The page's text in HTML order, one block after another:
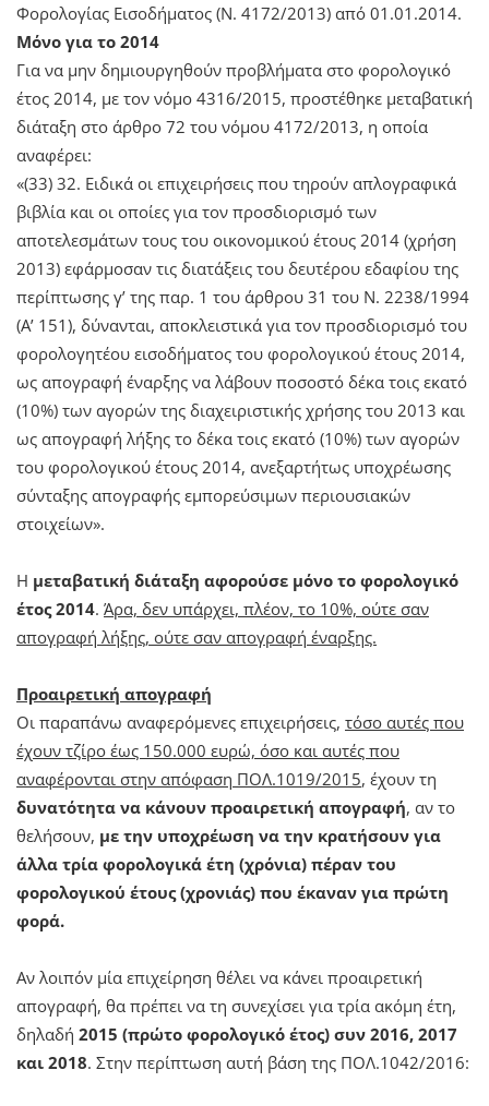
Φορολογίας Εισοδήματος (Ν. 4172/2013) από 01.01.2014.
Μόνο για το 2014
Για να μην δημιουργηθούν προβλήματα στο φορολογικό
έτος 2014, με τον νόμο 4316/2015, προστέθηκε μεταβατική
διάταξη στο άρθρο 72 του νόμου 4172/2013, η οποία
αναφέρει:
«(33) 32. Ειδικά οι επιχειρήσεις που τηρούν απλογραφικά
βιβλία και οι οποίες για τον προσδιορισμό των
αποτελεσμάτων τους του οικονομικού έτους 2014 (χρήση
2013) εφάρμοσαν τις διατάξεις του δευτέρου εδαφίου της
περίπτωσης γ’ της παρ. 1 του άρθρου 31 του Ν. 2238/1994
(Α’ 151), δύνανται, αποκλειστικά για τον προσδιορισμό του
φορολογητέου εισοδήματος του φορολογικού έτους 2014,
ως απογραφή έναρξης να λάβουν ποσοστό δέκα τοις εκατό
(10%) των αγορών της διαχειριστικής χρήσης του 2013 και
ως απογραφή λήξης το δέκα τοις εκατό (10%) των αγορών
του φορολογικού έτους 2014, ανεξαρτήτως υποχρέωσης
σύνταξης απογραφής εμπορεύσιμων περιουσιακών
στοιχείων».
Η μεταβατική διάταξη αφορούσε μόνο το φορολογικό
έτος 2014. Άρα, δεν υπάρχει, πλέον, το 10%, ούτε σαν
απογραφή λήξης, ούτε σαν απογραφή έναρξης.
Προαιρετική απογραφή
Οι παραπάνω αναφερόμενες επιχειρήσεις, τόσο αυτές που
έχουν τζίρο έως 150.000 ευρώ, όσο και αυτές που
αναφέρονται στην απόφαση ΠΟΛ.1019/2015, έχουν τη
δυνατότητα να κάνουν προαιρετική απογραφή, αν το
θελήσουν, με την υποχρέωση να την κρατήσουν για
άλλα τρία φορολογικά έτη (χρόνια) πέραν του
φορολογικού έτους (χρονιάς) που έκαναν για πρώτη
φορά.
Αν λοιπόν μία επιχείρηση θέλει να κάνει προαιρετική
απογραφή, θα πρέπει να τη συνεχίσει για τρία ακόμη έτη,
δηλαδή 2015 (πρώτο φορολογικό έτος) συν 2016, 2017
και 2018. Στην περίπτωση αυτή βάση της ΠΟΛ.1042/2016: